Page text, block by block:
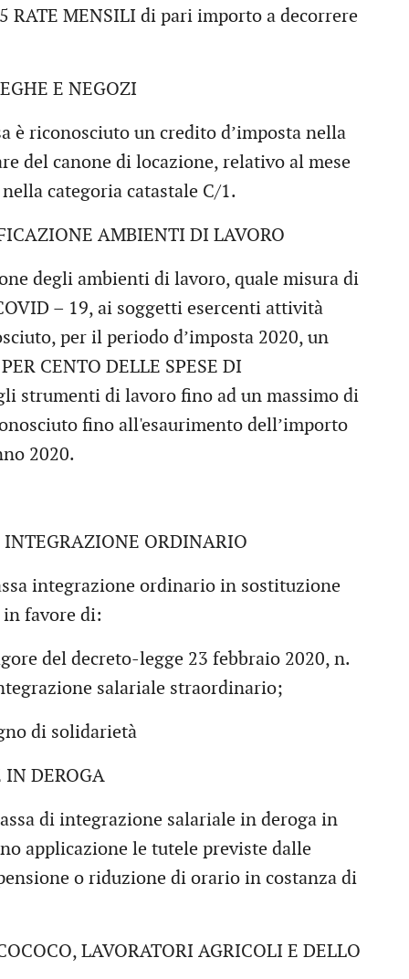
RATE MENSILI di pari importo a decorrere
E NEGOZI
è riconosciuto un credito d’imposta nella
del canone di locazione, relativo al mese
categoria catastale C/1.
AMBIENTI DI LAVORO
degli ambienti di lavoro, quale misura di
– 19, ai soggetti esercenti attività
per il periodo d’imposta 2020, un
CENTO DELLE SPESE DI
strumenti di lavoro fino ad un massimo di
fino all'esaurimento dell’importo
2020.
ORDINARIO
integrazione ordinario in sostituzione
favore di:
del decreto-legge 23 febbraio 2020, n.
salariale straordinario;
di solidarietà
DEROGA
di integrazione salariale in deroga in
applicazione le tutele previste dalle
o riduzione di orario in costanza di
LAVORATORI AGRICOLI E DELLO